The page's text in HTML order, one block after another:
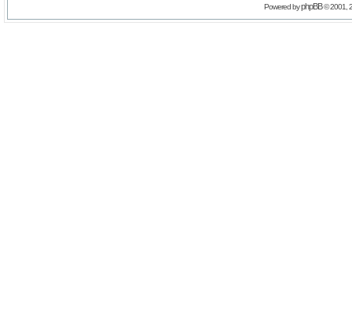
Powered byphpBB© 2001,